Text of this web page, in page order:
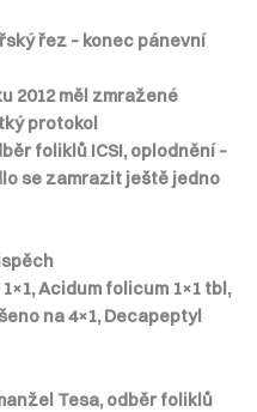
řez – konec pánevní
2012 měl zmražené
protokol
foliklů ICSI, oplodnění –
se zamrazit ještě jedno
Acidum folicum 1×1 tbl,
na 4×1, Decapeptyl
Tesa, odběr foliklů